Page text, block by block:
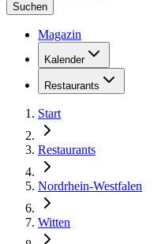
Suchen
Magazin
Kalender
Restaurants
Start
Restaurants
Nordrhein-Westfalen
Witten